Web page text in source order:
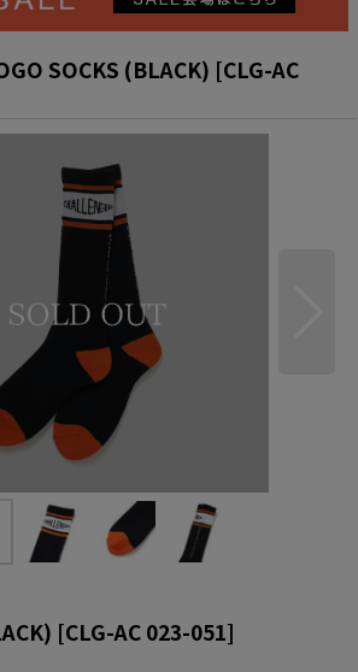
SOCKS (BLACK) [CLG-AC
[CLG-AC 023-051]